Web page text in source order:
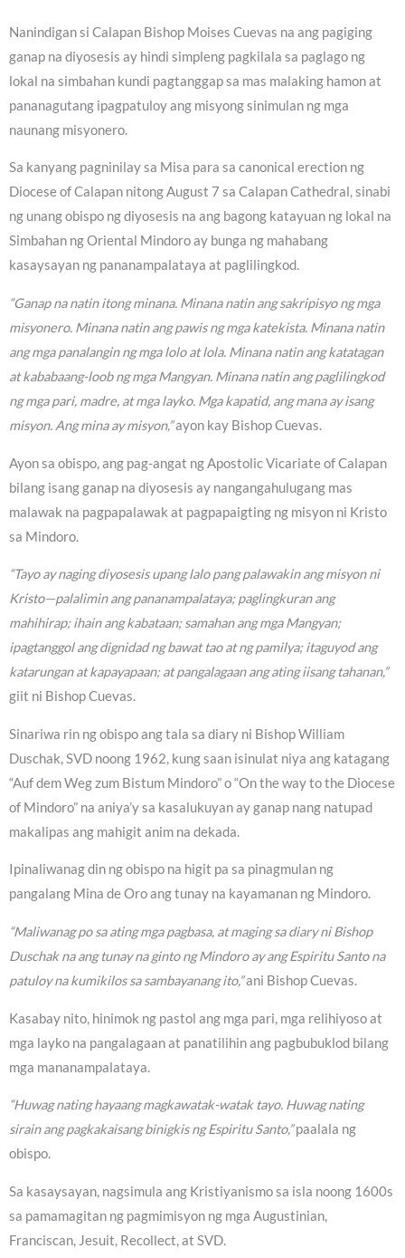
Nanindigan si Calapan Bishop Moises Cuevas na ang pagiging
ganap na diyosesis ay hindi simpleng pagkilala sa paglago ng
lokal na simbahan kundi pagtanggap sa mas malaking hamon at
pananagutang ipagpatuloy ang misyong sinimulan ng mga
naunang misyonero.
Sa kanyang pagninilay sa Misa para sa canonical erection ng
Diocese of Calapan nitong August 7 sa Calapan Cathedral, sinabi
ng unang obispo ng diyosesis na ang bagong katayuan ng lokal na
Simbahan ng Oriental Mindoro ay bunga ng mahabang
kasaysayan ng pananampalataya at paglilingkod.
“Ganap na natin itong minana. Minana natin ang sakripisyo ng mga
misyonero. Minana natin ang pawis ng mga katekista. Minana natin
ang mga panalangin ng mga lolo at lola. Minana natin ang katatagan
at kababaang-loob ng mga Mangyan. Minana natin ang paglilingkod
ng mga pari, madre, at mga layko. Mga kapatid, ang mana ay isang
misyon. Ang mina ay misyon,”ayon kay Bishop Cuevas.
Ayon sa obispo, ang pag-angat ng Apostolic Vicariate of Calapan
bilang isang ganap na diyosesis ay nangangahulugang mas
malawak na pagpapalawak at pagpapaigting ng misyon ni Kristo
sa Mindoro.
“Tayo ay naging diyosesis upang lalo pang palawakin ang misyon ni
Kristo—palalimin ang pananampalataya; paglingkuran ang
mahihirap; ihain ang kabataan; samahan ang mga Mangyan;
ipagtanggol ang dignidad ng bawat tao at ng pamilya; itaguyod ang
katarungan at kapayapaan; at pangalagaan ang ating iisang tahanan,”
giit ni Bishop Cuevas.
Sinariwa rin ng obispo ang tala sa diary ni Bishop William
Duschak, SVD noong 1962, kung saan isinulat niya ang katagang
“Auf dem Weg zum Bistum Mindoro” o “On the way to the Diocese
of Mindoro” na aniya’y sa kasalukuyan ay ganap nang natupad
makalipas ang mahigit anim na dekada.
Ipinaliwanag din ng obispo na higit pa sa pinagmulan ng
pangalang Mina de Oro ang tunay na kayamanan ng Mindoro.
“Maliwanag po sa ating mga pagbasa, at maging sa diary ni Bishop
Duschak na ang tunay na ginto ng Mindoro ay ang Espiritu Santo na
patuloy na kumikilos sa sambayanang ito,”ani Bishop Cuevas.
Kasabay nito, hinimok ng pastol ang mga pari, mga relihiyoso at
mga layko na pangalagaan at panatilihin ang pagbubuklod bilang
mga mananampalataya.
“Huwag nating hayaang magkawatak-watak tayo. Huwag nating
sirain ang pagkakaisang binigkis ng Espiritu Santo,”paalala ng
obispo.
Sa kasaysayan, nagsimula ang Kristiyanismo sa isla noong 1600s
sa pamamagitan ng pagmimisyon ng mga Augustinian,
Franciscan, Jesuit, Recollect, at SVD.